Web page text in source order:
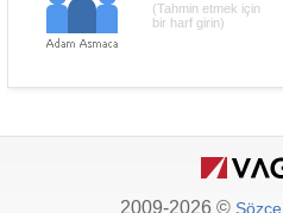
(Tahmin etmek için
bir harf girin)
2009-2026 © Sözce